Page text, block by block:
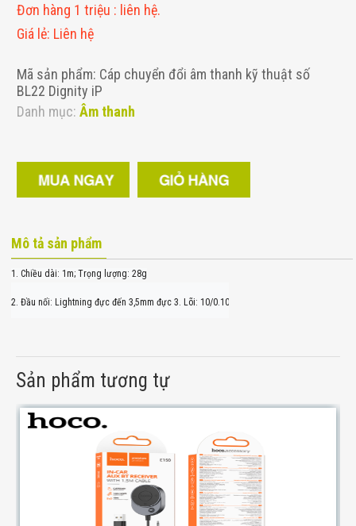
Đơn hàng 1 triệu : liên hệ.
Giá lẻ: Liên hệ
Mã sản phẩm: Cáp chuyển đổi âm thanh kỹ thuật số
BL22 Dignity iP
Danh mục:Âm thanh
Mô tả sản phẩm
1. Chiều dài: 1m; Trọng lượng: 28g
2. Đầu nối: Lightning đực đến 3,5mm đực 3. Lõi: 10/0.10BC*3C OD4.0mm 4. Hỗ trợ
Sản phẩm tương tự